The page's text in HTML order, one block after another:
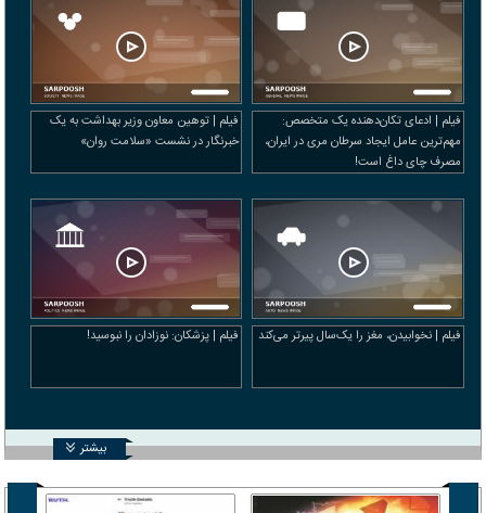
فیلم | ادعای تکان‌دهنده یک متخصص:
مهم‌ترین عامل ایجاد سرطان مری در ایران،
مصرف چای داغ است!
فیلم | توهین معاون وزیر بهداشت به یک
خبرنگار در نشست «سلامت روان»
فیلم | نخوابیدن، مغز را یک‌سال پیرتر می‌کند فیلم | پزشکان: نوزادان را نبوسید!
بیشتر